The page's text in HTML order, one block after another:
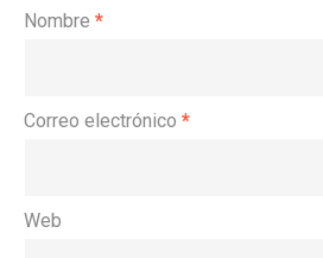
Nombre *
Correo electrónico *
Web